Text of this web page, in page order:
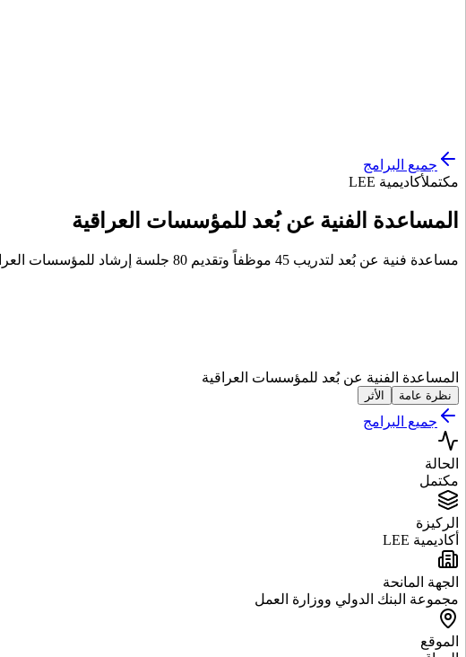
جميع البرامج
مكتملأكاديمية LEE
المساعدة الفنية عن بُعد للمؤسسات العراقية
مساعدة فنية عن بُعد لتدريب 45 موظفاً وتقديم 80 جلسة إرشاد للمؤسسات العراقية، تشمل تقييم سوقي سريع وتطوير منتجات التمويل الأصغر بعد كوفيد.
المساعدة الفنية عن بُعد للمؤسسات العراقية
نظرة عامة الأثر
جميع البرامج
الحالة
مكتمل
الركيزة
أكاديمية LEE
الجهة المانحة
مجموعة البنك الدولي ووزارة العمل
الموقع